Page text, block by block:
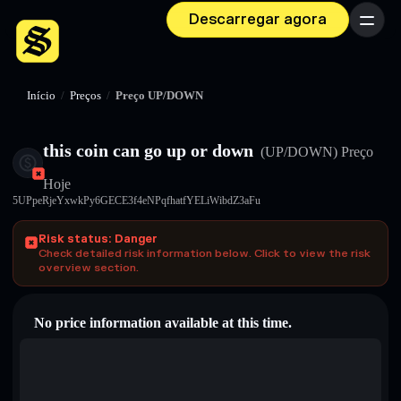
Descarregar agora Menu
Início / Preços / Preço UP/DOWN
this coin can go up or down (UP/DOWN) Preço
Hoje
5UPpeRjeYxwkPy6GECE3f4eNPqfhatfYELiWibdZ3aFu
Risk status: Danger
Check detailed risk information below. Click to view the risk
overview section.
No price information available at this time.